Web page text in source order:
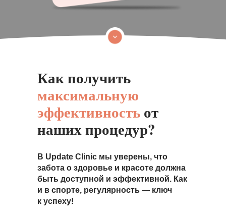
Как получить
максимальную
эффективностьот
наших процедур?
В Update Clinic мы уверены, что
забота о здоровье и красоте должна
быть доступной и эффективной. Как
и в спорте, регулярность — ключ
к успеху!